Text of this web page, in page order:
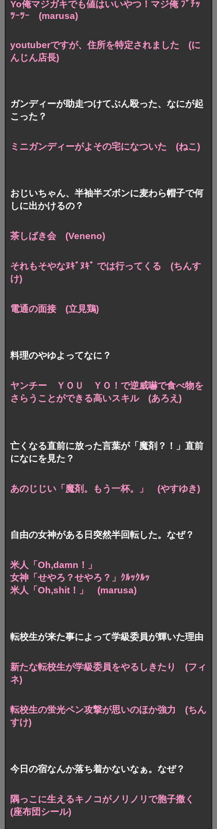
Yo俺マジガキでも値はいいやつ！マジ俺 ﾌﾞﾁｯ
ﾂｰﾂｰ (marusa)
youtuberですが、住所を特定されました (に
んじん店長)
ガンディーが助走つけてぶん殴った、なにが起
こった？
ミニガンディーがよその宅になついた (ねこ)
おじいちゃん、半袖半ズボンに麦わら帽子で何
しに出かけるの？
茶しばき会 (Veneno)
それもそやなﾇｷﾞﾇｷﾞ では行ってくる (ちんす
け)
電通の面接 (立見鶏)
料理のやゆよってなに？
ヤンチー ＹＯＵ ＹＯ！で逆威嚇で食べ物を
さらうことができる高いスキル (あろえ)
亡くなる直前に放った言葉が「魔剤？！」直前
になにを見た？
あのじじい「魔剤。もう一杯。」 (やすゆき)
自由の女神がある日突然半回転した。なぜ？
米人「Oh,damn！」
女神「せやろ？せやろ？」ｸﾙｯｸﾙｯ
米人「Oh,shit！」 (marusa)
転校生が来た事によって学級委員が輝いた理由
新たな転校生が学級委員をやるしきたり (フィ
ネ)
転校生の蛍光ペン攻撃が思いのほか強力 (ちん
すけ)
今日の宿なんか落ち着かないなぁ。なぜ？
隅っこに生えるキノコがノリノリで胞子撒く
(座布団シール)